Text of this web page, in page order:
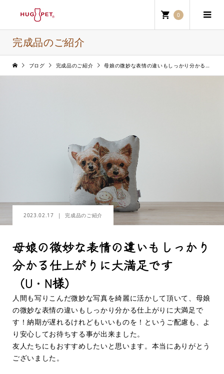
0
完成品のご紹介
ブログ 完成品のご紹介 母娘の微妙な表情の違いもしっかり分かる仕上がりに大満足です （U・N様）
2023.02.17 完成品のご紹介
母娘の微妙な表情の違いもしっかり
分かる仕上がりに大満足です
（U・N様）
人間も写りこんだ微妙な写真を綺麗に活かして頂いて、母娘
の微妙な表情の違いもしっかり分かる仕上がりに大満足で
す！納期が遅れるけれどもいいものを！というご配慮も、よ
り安心してお待ちする事が出来ました。
友人たちにもおすすめしたいと思います。本当にありがとう
ございました。